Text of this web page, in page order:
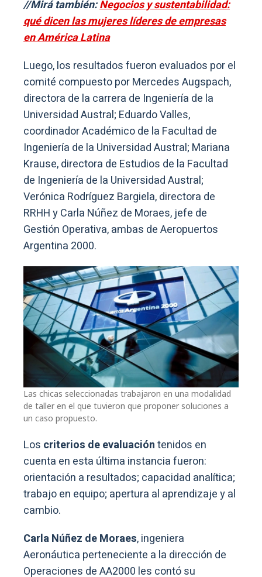
//Mirá también:Negocios y sustentabilidad:
qué dicen las mujeres líderes de empresas
en América Latina
Luego, los resultados fueron evaluados por el
comité compuesto por Mercedes Augspach,
directora de la carrera de Ingeniería de la
Universidad Austral; Eduardo Valles,
coordinador Académico de la Facultad de
Ingeniería de la Universidad Austral; Mariana
Krause, directora de Estudios de la Facultad
de Ingeniería de la Universidad Austral;
Verónica Rodríguez Bargiela, directora de
RRHH y Carla Núñez de Moraes, jefe de
Gestión Operativa, ambas de Aeropuertos
Argentina 2000.
Las chicas seleccionadas trabajaron en una modalidad
de taller en el que tuvieron que proponer soluciones a
un caso propuesto.
Los criterios de evaluacióntenidos en
cuenta en esta última instancia fueron:
orientación a resultados; capacidad analítica;
trabajo en equipo; apertura al aprendizaje y al
cambio.
Carla Núñez de Moraes, ingeniera
Aeronáutica perteneciente a la dirección de
Operaciones de AA2000 les contó su